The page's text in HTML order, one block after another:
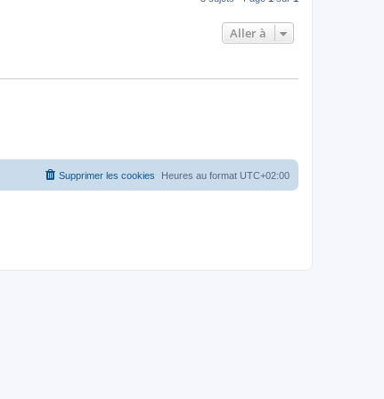
Aller à
Heures au format UTC+02:00
Supprimer les cookies